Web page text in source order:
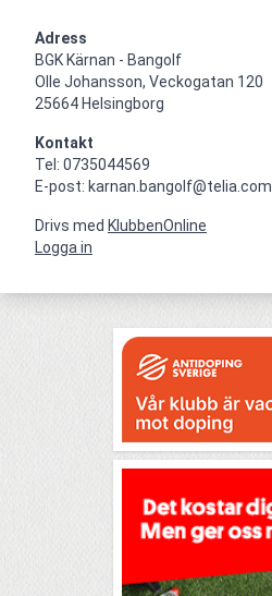
Adress
BGK Kärnan - Bangolf
Olle Johansson, Veckogatan 120
25664 Helsingborg
Kontakt
Tel: 0735044569
E-post: karnan.bangolf@telia.com
Drivs med KlubbenOnline
Logga in